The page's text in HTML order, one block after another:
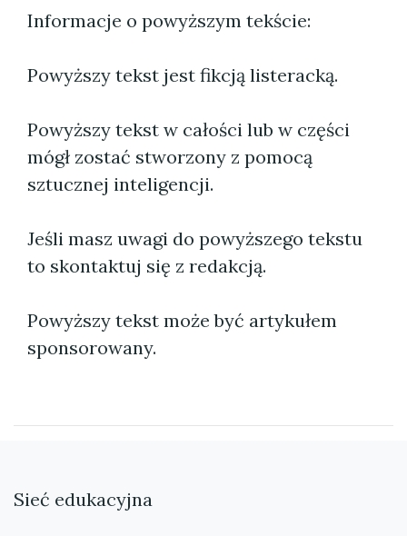
Informacje o powyższym tekście:
Powyższy tekst jest fikcją listeracką.
Powyższy tekst w całości lub w części
mógł zostać stworzony z pomocą
sztucznej inteligencji.
Jeśli masz uwagi do powyższego tekstu
to skontaktuj się z redakcją.
Powyższy tekst może być artykułem
sponsorowany.
Sieć edukacyjna